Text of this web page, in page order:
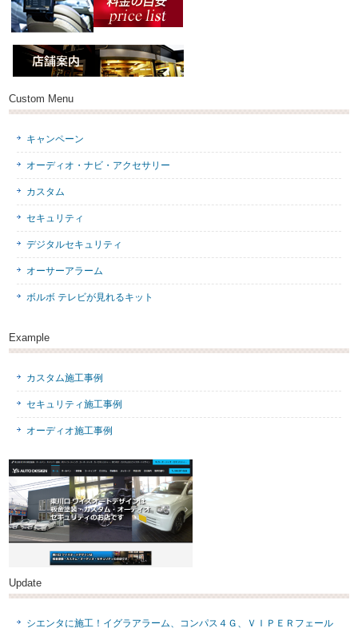
Custom Menu
キャンペーン
オーディオ・ナビ・アクセサリー
カスタム
セキュリティ
デジタルセキュリティ
オーサーアラーム
ボルボ テレビが見れるキット
Example
カスタム施工事例
セキュリティ施工事例
オーディオ施工事例
Update
シエンタに施工！イグラアラーム、コンパス４Ｇ、ＶＩＰＥＲフェール